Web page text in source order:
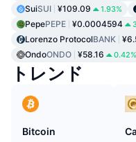
SuiSUI ¥109.09 1.93%
PepePEPE ¥0.0004594
Lorenzo ProtocolBANK
OndoONDO ¥58.16 0.42%
トレンド
Bitcoin